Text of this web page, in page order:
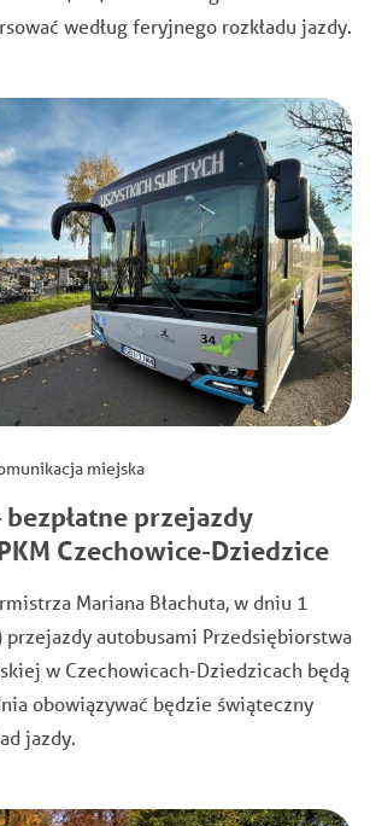
według feryjnego rozkładu jazdy.
miejska
przejazdy
Czechowice-Dziedzice
Mariana Błachuta, w dniu 1
przejazdy autobusami Przedsiębiorstwa
w Czechowicach-Dziedzicach będą
obowiązywać będzie świąteczny
jazdy.